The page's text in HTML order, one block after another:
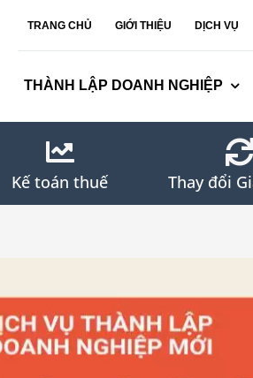
TRANG CHỦ GIỚI THIỆU DỊCH VỤ
THÀNH LẬP DOANH NGHIỆP
Kế toán thuế Thay đổi